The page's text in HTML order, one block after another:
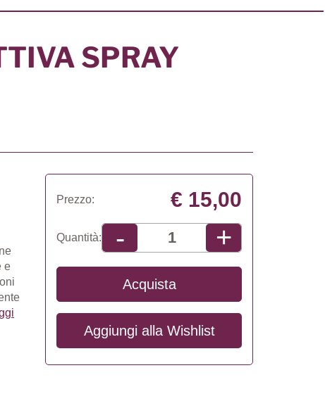
SPRAY
e
Prezzo: € 15,00
Quantità: - +
Acquista
Aggiungi alla Wishlist